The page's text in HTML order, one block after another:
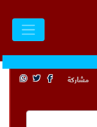
مشاركة